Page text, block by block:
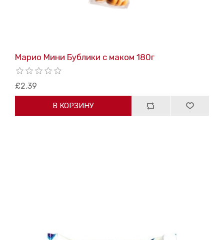
Марио Мини Бублики с маком 180г
£2.39
В КОРЗИНУ